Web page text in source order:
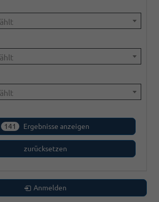
141 Ergebnisse anzeigen
zurücksetzen
Anmelden